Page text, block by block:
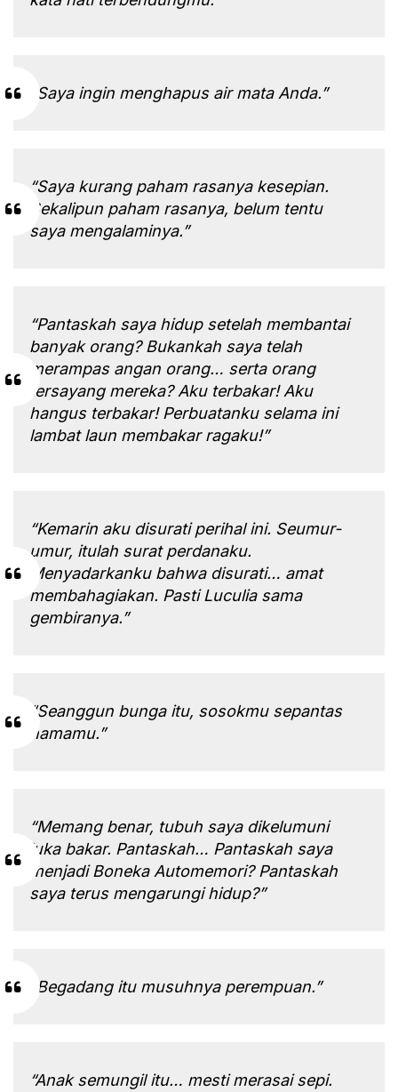
“Saya ingin menghapus air mata Anda.”
“Saya kurang paham rasanya kesepian.
Sekalipun paham rasanya, belum tentu
saya mengalaminya.”
“Pantaskah saya hidup setelah membantai
banyak orang? Bukankah saya telah
merampas angan orang… serta orang
tersayang mereka? Aku terbakar! Aku
hangus terbakar! Perbuatanku selama ini
lambat laun membakar ragaku!”
“Kemarin aku disurati perihal ini. Seumur-
umur, itulah surat perdanaku.
Menyadarkanku bahwa disurati… amat
membahagiakan. Pasti Luculia sama
gembiranya.”
“Seanggun bunga itu, sosokmu sepantas
namamu.”
“Memang benar, tubuh saya dikelumuni
luka bakar. Pantaskah… Pantaskah saya
menjadi Boneka Automemori? Pantaskah
saya terus mengarungi hidup?”
“Begadang itu musuhnya perempuan.”
“Anak semungil itu… mesti merasai sepi.